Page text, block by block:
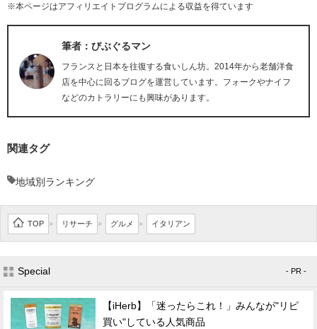
※本ページはアフィリエイトプログラムによる収益を得ています
筆者：びぶぐるマン
フランスと日本を往復する食いしん坊。2014年から老舗洋食
店を中心に回るブログを運営しています。フォークやナイフ
などのカトラリーにも興味があります。
関連タグ
地域別ランキング
TOP > リサーチ > グルメ > イタリアン
Special - PR -
【iHerb】「迷ったらこれ！」みんなが"リピ
買い"している人気商品